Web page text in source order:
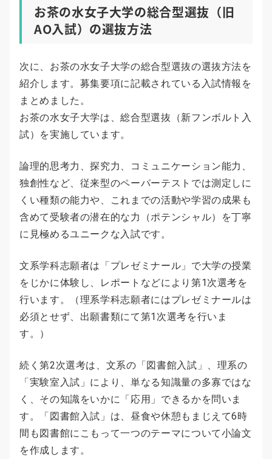
お茶の水女子大学の総合型選抜（旧
AO入試）の選抜方法
次に、お茶の水女子大学の総合型選抜の選抜方法を
紹介します。募集要項に記載されている入試情報を
まとめました。
お茶の水女子大学は、総合型選抜（新フンボルト入
試）を実施しています。
論理的思考力、探究力、コミュニケーション能力、
独創性など、従来型のペーパーテストでは測定しに
くい種類の能力や、これまでの活動や学習の成果も
含めて受験者の潜在的な力（ポテンシャル）を丁寧
に見極めるユニークな入試です。
文系学科志願者は「プレゼミナール」で大学の授業
をじかに体験し、レポートなどにより第1次選考を
行います。（理系学科志願者にはプレゼミナールは
必須とせず、出願書類にて第1次選考を行いま
す。）
続く第2次選考は、文系の「図書館入試」、理系の
「実験室入試」により、単なる知識量の多寡ではな
く、その知識をいかに「応用」できるかを問いま
す。「図書館入試」は、昼食や休憩もまじえて6時
間も図書館にこもって一つのテーマについて小論文
を作成します。